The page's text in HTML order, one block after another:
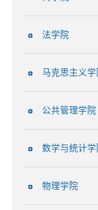
法学院
马克思主义学
公共管理学院
数学与统计学
物理学院